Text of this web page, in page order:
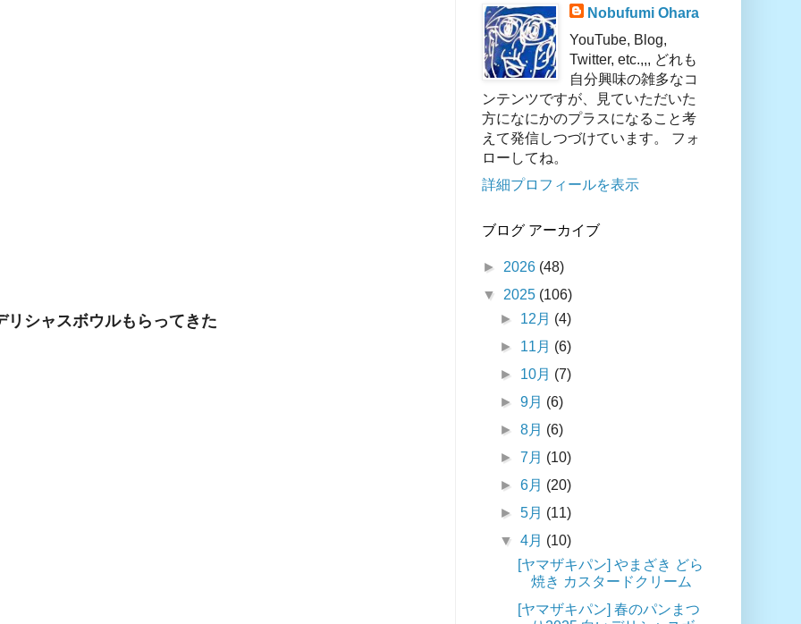
シャスボウルもらってきた
Nobufumi Ohara
YouTube, Blog,
Twitter, etc.,,, どれも
自分興味の雑多なコ
ンテンツですが、見ていただいた
方になにかのプラスになること考
えて発信しつづけています。 フォ
ローしてね。
詳細プロフィールを表示
ブログ アーカイブ
► 2026 (48)
▼ 2025 (106)
► 12月 (4)
► 11月 (6)
► 10月 (7)
►9月 (6)
►8月 (6)
►7月 (10)
►6月 (20)
►5月 (11)
▼4月 (10)
[ヤマザキパン] やまざき どら
焼き カスタードクリーム
[ヤマザキパン] 春のパンまつ